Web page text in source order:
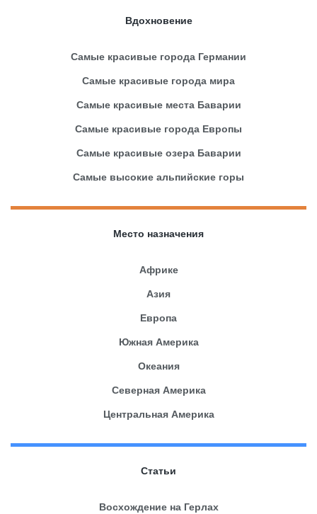
Вдохновение
Самые красивые города Германии
Самые красивые города мира
Самые красивые места Баварии
Самые красивые города Европы
Самые красивые озера Баварии
Самые высокие альпийские горы
Место назначения
Африке
Азия
Европа
Южная Америка
Океания
Северная Америка
Центральная Америка
Статьи
Восхождение на Герлах